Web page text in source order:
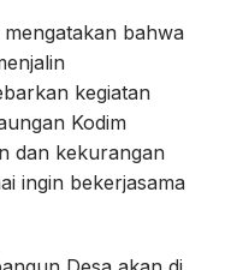
bahwa
kegiatan
Kodim
dan kekurangan
ingin bekerjasama